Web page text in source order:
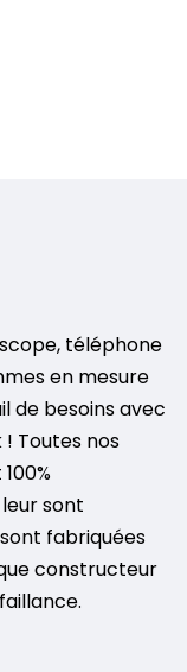
téléphone
en mesure
de besoins avec
Toutes nos
sont
fabriquées
constructeur